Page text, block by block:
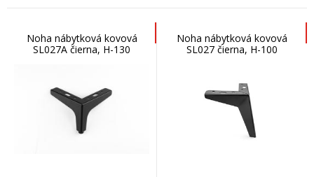
Noha nábytková kovová
SL027A čierna, H-130
Noha nábytková kovová
SL027 čierna, H-100